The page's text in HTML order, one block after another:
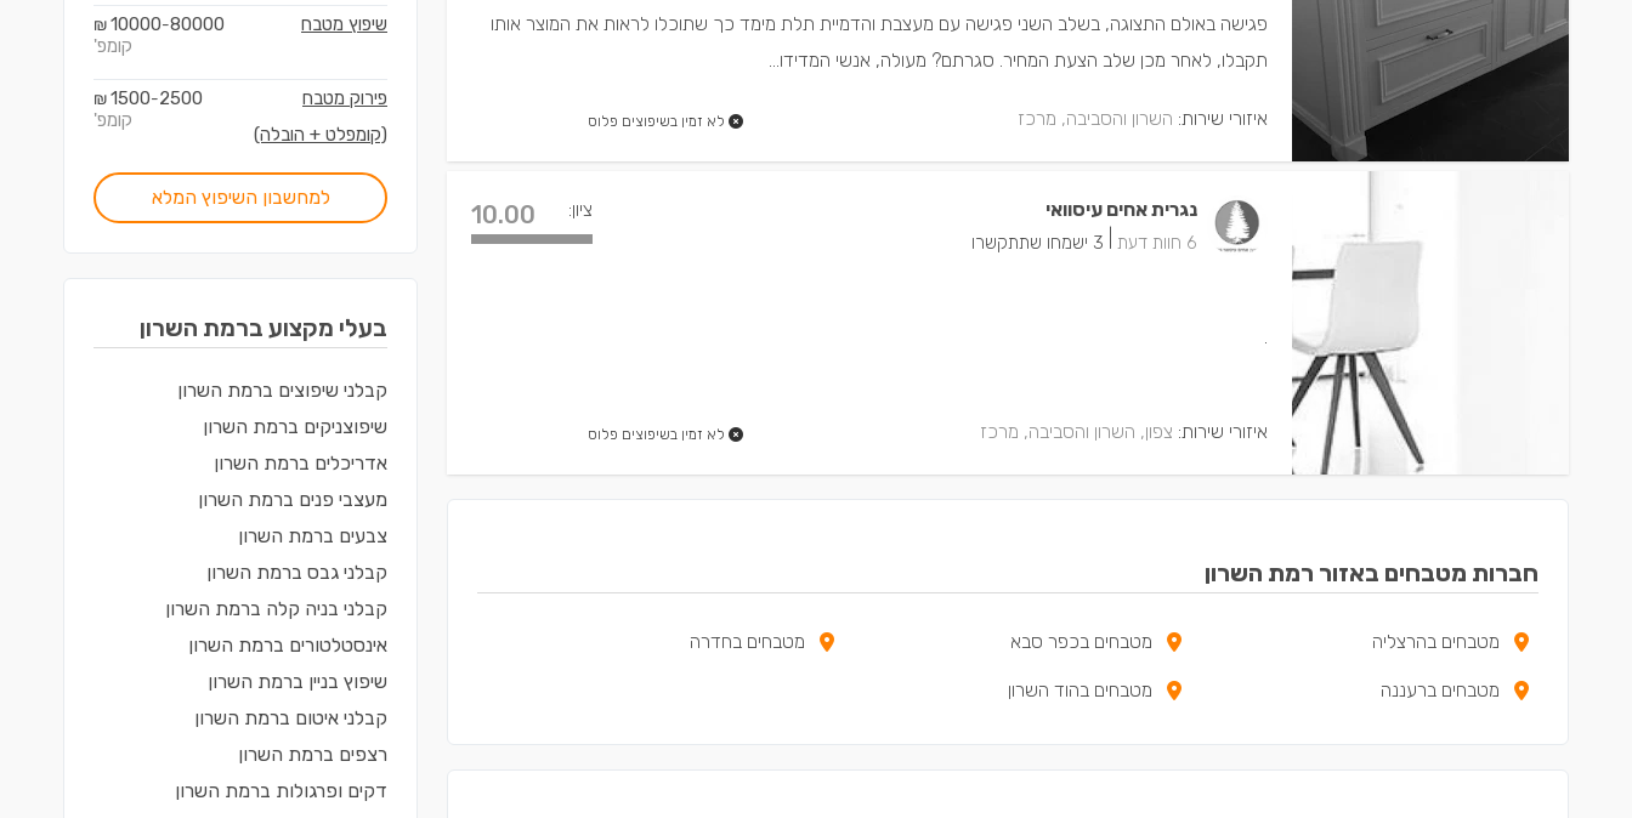
פגישה באולם התצוגה, בשלב השני פגישה עם מעצבת והדמיית תלת מימד כך שתוכלו לראות את המוצר אותו
תקבלו, לאחר מכן שלב הצעת המחיר. סגרתם? מעולה, אנשי המדידו...
איזורי שירות: השרון והסביבה, מרכז לא זמין בשיפוצים פלוס
נגרית אחים עיסוואי
6 חוות דעת 3 ישמחו שתתקשרו
ציון: 10.00
.
איזורי שירות: צפון, השרון והסביבה, מרכז לא זמין בשיפוצים פלוס
חברות מטבחים באזור רמת השרון
מטבחים בהרצליה מטבחים בכפר סבא מטבחים בחדרה
מטבחים ברעננה מטבחים בהוד השרון
שיפוץ מטבח 10000-80000
₪
קומפ'
פירוק מטבח
(קומפלט + הובלה)
1500-2500
₪
קומפ'
למחשבון השיפוץ המלא
בעלי מקצוע ברמת השרון
קבלני שיפוצים ברמת השרון
שיפוצניקים ברמת השרון
אדריכלים ברמת השרון
מעצבי פנים ברמת השרון
צבעים ברמת השרון
קבלני גבס ברמת השרון
קבלני בניה קלה ברמת השרון
אינסטלטורים ברמת השרון
שיפוץ בניין ברמת השרון
קבלני איטום ברמת השרון
רצפים ברמת השרון
דקים ופרגולות ברמת השרון